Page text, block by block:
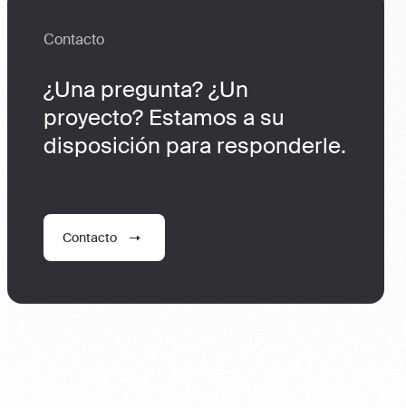
Contacto
¿Una pregunta? ¿Un
proyecto? Estamos a su
disposición para responderle.
Contacto